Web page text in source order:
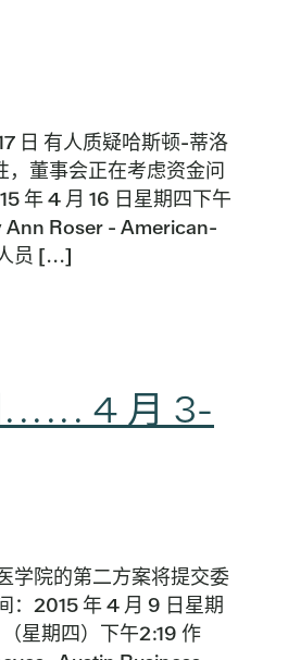
日 有人质疑哈斯顿-蒂洛
，董事会正在考虑资金问
年 4 月 16 日星期四下午
Ann Roser - American-
员 [...]
...... 4 月 3-
学院的第二方案将提交委
：2015 年 4 月 9 日星期
星期四）下午2:19 作